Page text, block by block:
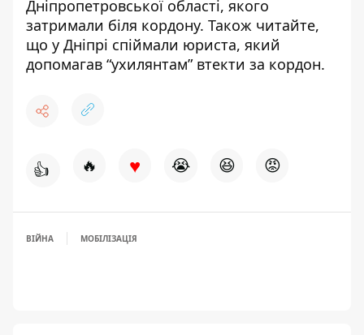
Дніпропетровської області, якого
затримали біля кордону. Також читайте,
що у Дніпрі спіймали юриста, який
допомагав “ухилянтам” втекти за кордон.
👍 🔥 ♥ 😭 😆 😡
ВІЙНА МОБІЛІЗАЦІЯ